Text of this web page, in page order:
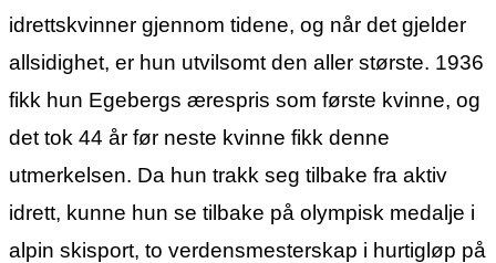
idrettskvinner gjennom tidene, og når det gjelder
allsidighet, er hun utvilsomt den aller største. 1936
fikk hun Egebergs ærespris som første kvinne, og
det tok 44 år før neste kvinne fikk denne
utmerkelsen. Da hun trakk seg tilbake fra aktiv
idrett, kunne hun se tilbake på olympisk medalje i
alpin skisport, to verdensmesterskap i hurtigløp på